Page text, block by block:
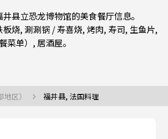
井县立恐龙博物馆的美食餐厅信息。
板烧, 涮涮锅 / 寿喜烧, 烤肉, 寿司, 生鱼片,
菜单） , 居酒屋。
区） 福井县, 法国料理